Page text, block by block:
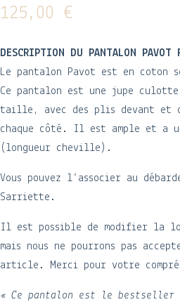
125,00 €
DESCRIPTION DU PANTALON PAVOT
Le pantalon Pavot est en coton
Ce pantalon est une jupe
taille, avec des plis devant et
chaque côté. Il est ample et a
(longueur cheville).
Vous pouvez l’associer au
Sarriette.
Il est possible de modifier la
mais nous ne pourrons pas
article. Merci pour votre
« Ce pantalon est le bestseller